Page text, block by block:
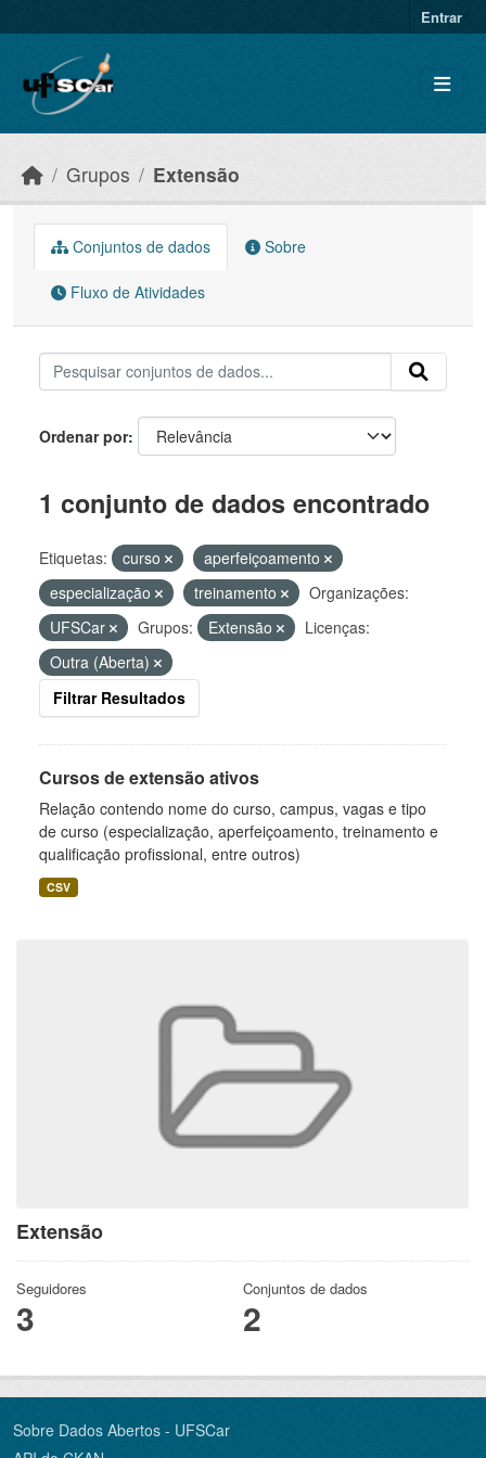
Entrar
Grupos Extensão
Extensão
Seguidores
3
Conjuntos de dados
2
Conjuntos de dados Sobre
Fluxo de Atividades
Ordenar por
1 conjunto de dados encontrado
Etiquetas: curso
aperfeiçoamento
especialização
treinamento
Organizações:
UFSCar
Grupos: Extensão
Licenças:
Outra (Aberta)
Filtrar Resultados
Cursos de extensão ativos
Relação contendo nome do curso, campus, vagas e tipo
de curso (especialização, aperfeiçoamento, treinamento e
qualificação profissional, entre outros)
CSV
Sobre Dados Abertos - UFSCar